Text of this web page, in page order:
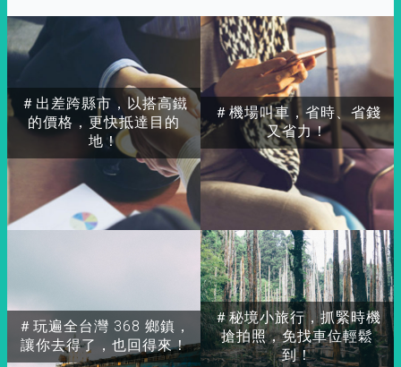
＃出差跨縣市，以搭高鐵
的價格，更快抵達目的
地！
＃玩遍全台灣 368 鄉鎮，
讓你去得了，也回得來！
＃秘境小旅行，抓緊時機
搶拍照，免找車位輕鬆
到！
＃機場叫車，省時、省錢
又省力！